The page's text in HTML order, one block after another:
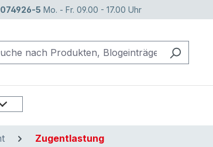
5 Mo. - Fr. 09.00 - 17.00 Uhr
Zugentlastung